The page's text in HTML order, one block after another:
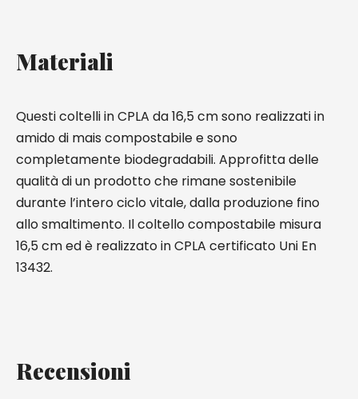
Materiali
Questi coltelli in CPLA da 16,5 cm sono realizzati in
amido di mais compostabile e sono
completamente biodegradabili. Approfitta delle
qualità di un prodotto che rimane sostenibile
durante l’intero ciclo vitale, dalla produzione fino
allo smaltimento. Il coltello compostabile misura
16,5 cm ed è realizzato in CPLA certificato Uni En
13432.
Recensioni